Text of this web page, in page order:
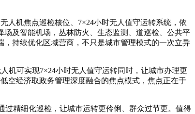
机焦点巡检核位、7×24小时无人值守运转系统，依
及智能机场，丛林防火、生态监测、道巡检、公共平
持续优化区域营商，不只是城市管理模式的一次立异
可实现7×24小时无人值守运转同时，让城市办理更
空经济取政务管理深度融合的焦点模式，焦点正在于
精细化巡检，让城市运转更伶俐、群众过节更。值得